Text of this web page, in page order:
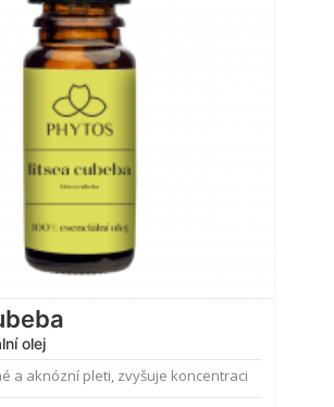
olej
a aknózní pleti, zvyšuje koncentraci